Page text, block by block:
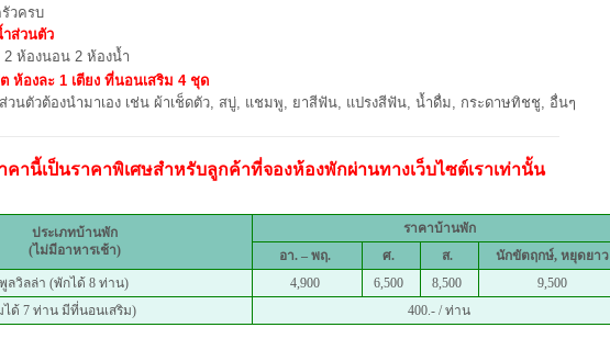
วครบ
ำส่วนตัว
ห้องนอน 2 ห้องน้ำ
ห้องละ 1 เตียง ที่นอนเสริม 4 ชุด
ส่วนตัวต้องนำมาเอง เช่น ผ้าเช็ดตัว, สบู่, แชมพู, ยาสีฟัน, แปรงสีฟัน, น้ำดื่ม, กระดาษทิชชู, อื่นๆ
คานี้เป็นราคาพิเศษสำหรับลูกค้าที่จองห้องพักผ่านทางเว็บไซต์เราเท่านั้น
ประเภทบ้านพัก
(ไม่มีอาหารเช้า)
ราคาบ้านพัก
อา. – พฤ.
ศ. ส.
นักขัตฤกษ์, หยุดยาว
วิลล่า (พักได้ 8 ท่าน)
4,900 6,500 8,500
9,500
ได้ 7 ท่าน มีที่นอนเสริม)
400.- / ท่าน